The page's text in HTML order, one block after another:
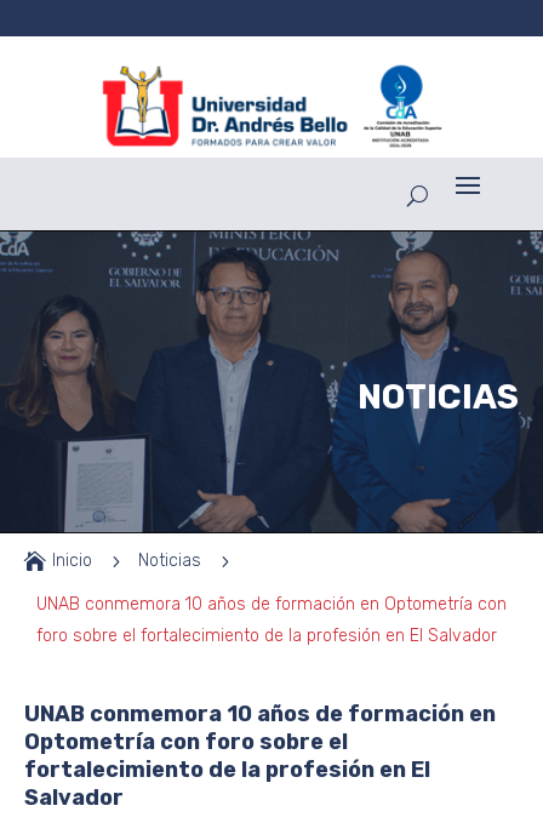
NOTICIAS
 Inicio 5 Noticias 5
UNAB conmemora 10 años de formación en Optometría con
foro sobre el fortalecimiento de la profesión en El Salvador
UNAB conmemora 10 años de formación en
Optometría con foro sobre el
fortalecimiento de la profesión en El
Salvador